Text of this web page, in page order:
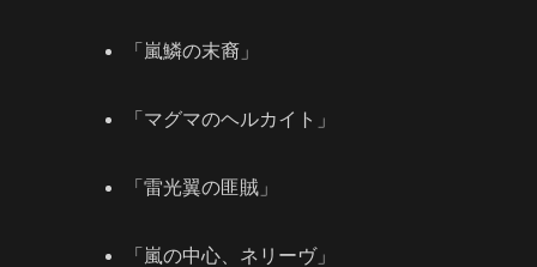
「嵐鱗の末裔」
「マグマのヘルカイト」
「雷光翼の匪賊」
「嵐の中心、ネリーヴ」